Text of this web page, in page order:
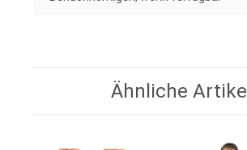
Ähnliche Artikel